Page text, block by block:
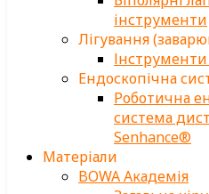
інструменти
Лігування
Інструменти
Ендоскопічна
Роботична
система
Senhance®
Матеріали
BOWA Академія